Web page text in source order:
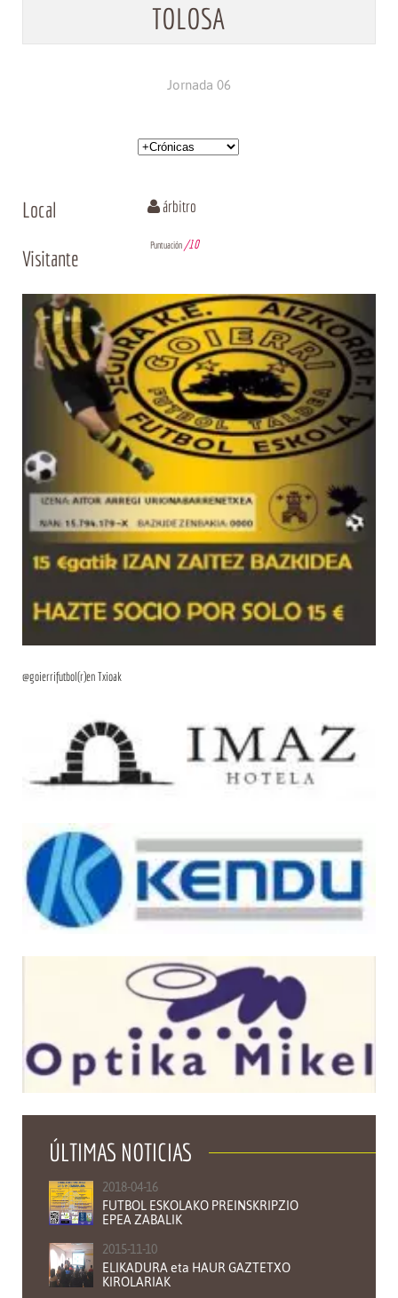
TOLOSA
Jornada 06
Local
Visitante
árbitro
Puntuación /10
@goierrifutbol(r)en Txioak
ÚLTIMAS NOTICIAS
2018-04-16
FUTBOL ESKOLAKO PREINSKRIPZIO
EPEA ZABALIK
2015-11-10
ELIKADURA eta HAUR GAZTETXO
KIROLARIAK